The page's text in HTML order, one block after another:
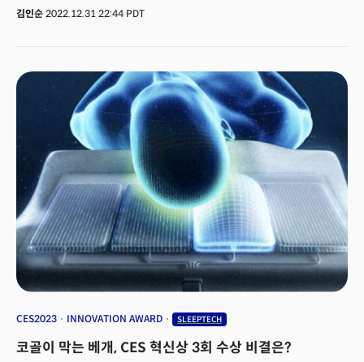
회복하는 과정이다. 숙면에 대한 관심이 그 어느 때보다 높다. 세계 최대
(Zable)'을 처음으로 공개한다. 👉 부스위치: 유레카관(EURAKA PARK)
#60916
김인순 2022.12.31 22:44 PDT
CES2023 INNOVATION AWARD SLEEPTECH
코골이 막는 베개, CES 혁신상 3회 수상 비결은?